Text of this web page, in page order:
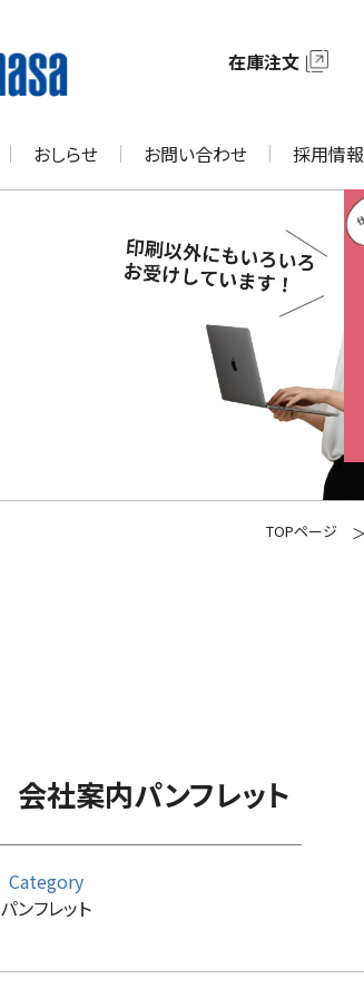
在庫注文
おしらせ お問い合わせ 採用情報
TOPページ
会社案内パンフレット
Category
パンフレット